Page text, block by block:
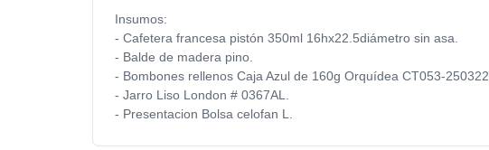
Insumos:
- Cafetera francesa pistón 350ml 16hx22.5diámetro sin asa.
- Balde de madera pino.
- Bombones rellenos Caja Azul de 160g Orquídea CT053-250322.
- Jarro Liso London # 0367AL.
- Presentacion Bolsa celofan L.